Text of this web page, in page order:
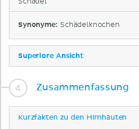
Synonyme: Schädelknochen
Superiore Ansicht
Zusammenfassung
Kurzfakten zu den Hirnhäuten